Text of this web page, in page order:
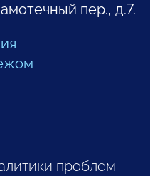
пер., д.7.
проблем